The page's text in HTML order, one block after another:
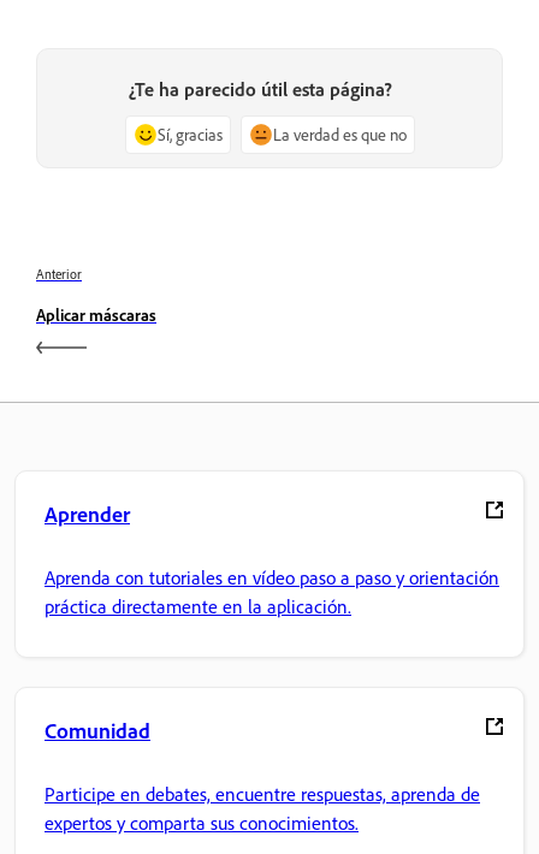
¿Te ha parecido útil esta página?
Sí, gracias La verdad es que no
Anterior
Aplicar máscaras
Aprender
Aprenda con tutoriales en vídeo paso a paso y orientación
práctica directamente en la aplicación.
Comunidad
Participe en debates, encuentre respuestas, aprenda de
expertos y comparta sus conocimientos.